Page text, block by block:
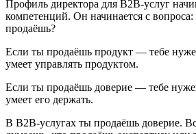
Профиль директора для B2B-услуг
компетенций. Он начинается с
продаёшь?
Если ты продаёшь продукт — тебе
умеет управлять продуктом.
Если ты продаёшь доверие — тебе
умеет его держать.
В B2B-услугах ты продаёшь доверие.